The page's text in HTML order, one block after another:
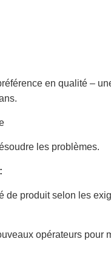
en qualité –
les problèmes.
de produit selon les
opérateurs pour